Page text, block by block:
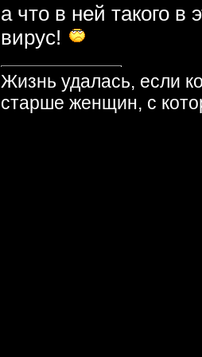
а что в ней такого в
вирус!
Жизнь удалась, если
старше женщин, с